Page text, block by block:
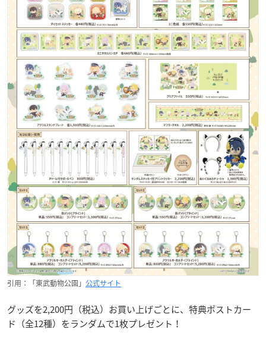
引用：「東武動物公園」 公式サイト
グッズを2,200円（税込）お買い上げごとに、特典ポストカー
ド（全12種）をランダムで1枚プレゼント！